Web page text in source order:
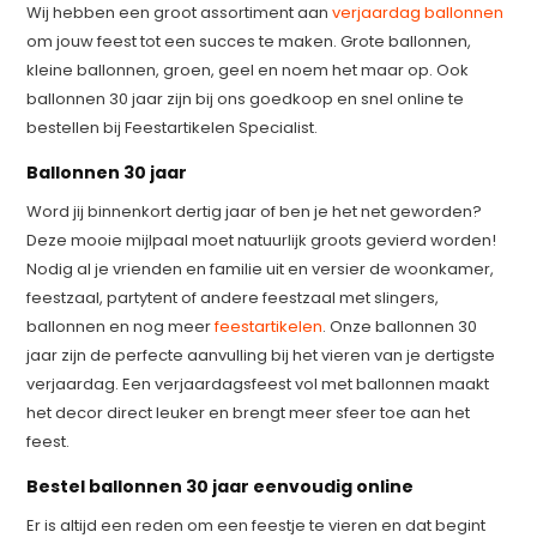
Wij hebben een groot assortiment aanverjaardag ballonnen
om jouw feest tot een succes te maken. Grote ballonnen,
kleine ballonnen, groen, geel en noem het maar op. Ook
ballonnen 30 jaar zijn bij ons goedkoop en snel online te
bestellen bij Feestartikelen Specialist.
Ballonnen 30 jaar
Word jij binnenkort dertig jaar of ben je het net geworden?
Deze mooie mijlpaal moet natuurlijk groots gevierd worden!
Nodig al je vrienden en familie uit en versier de woonkamer,
feestzaal, partytent of andere feestzaal met slingers,
ballonnen en nog meerfeestartikelen. Onze ballonnen 30
jaar zijn de perfecte aanvulling bij het vieren van je dertigste
verjaardag. Een verjaardagsfeest vol met ballonnen maakt
het decor direct leuker en brengt meer sfeer toe aan het
feest.
Bestel ballonnen 30 jaar eenvoudig online
Er is altijd een reden om een feestje te vieren en dat begint